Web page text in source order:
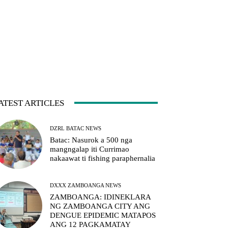
ARTICLES
DZRL BATAC NEWS
Batac: Nasurok a 500 nga
mangngalap iti Currimao
nakaawat ti fishing paraphernalia
DXXX ZAMBOANGA NEWS
ZAMBOANGA: IDINEKLARA
NG ZAMBOANGA CITY ANG
DENGUE EPIDEMIC MATAPOS
ANG 12 PAGKAMATAY